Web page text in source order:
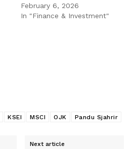
February 6, 2026
In "Finance & Investment"
KSEI MSCI OJK Pandu Sjahrir
Next article